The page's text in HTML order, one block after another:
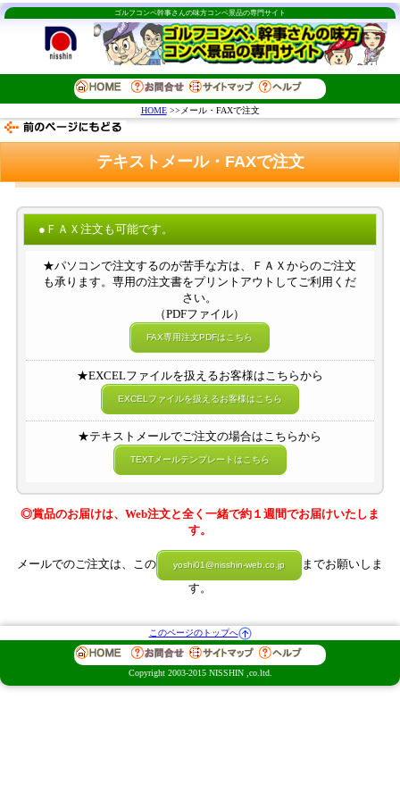
ゴルフコンペ幹事さんの味方コンペ景品の専門サイト
HOME>>メール・FAXで注文
テキストメール・FAXで注文
●ＦＡＸ注文も可能です。
★パソコンで注文するのが苦手な方は、ＦＡＸからのご注文
も承ります。専用の注文書をプリントアウトしてご利用くだ
さい。
（PDFファイル）
FAX専用注文PDFはこちら
★EXCELファイルを扱えるお客様はこちらから
EXCELファイルを扱えるお客様はこちら
★テキストメールでご注文の場合はこちらから
TEXTメールテンプレートはこちら
◎賞品のお届けは、Web注文と全く一緒で約１週間でお届けいたしま
す。
メールでのご注文は、この yoshi01@nisshin-web.co.jp
までお願いしま
す。
このページのトップへ
Copyright 2003-2015 NISSHIN ,co.ltd.